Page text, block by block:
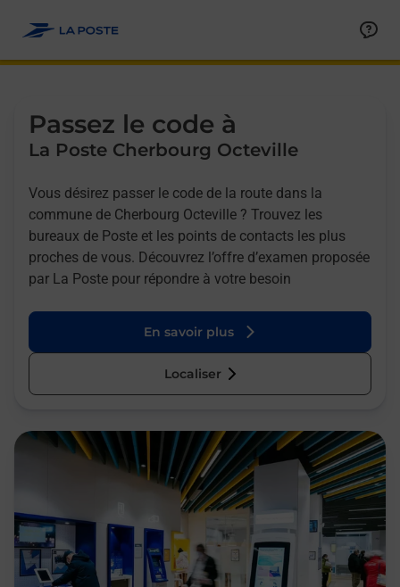
Passez le code à
La Poste Cherbourg Octeville
Vous désirez passer le code de la route dans la
commune de Cherbourg Octeville ? Trouvez les
bureaux de Poste et les points de contacts les plus
proches de vous. Découvrez l’offre d’examen proposée
par La Poste pour répondre à votre besoin
En savoir plus
Localiser